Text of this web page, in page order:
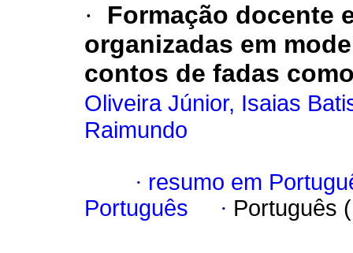
·
Formação docente
organizadas em
contos de fadas
Oliveira Júnior, Isaias
Raimundo
· resumo em
Português
· Português